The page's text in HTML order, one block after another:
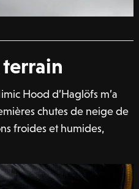
Hood d’Haglöfs m’a
chutes de neige de
froides et humides,